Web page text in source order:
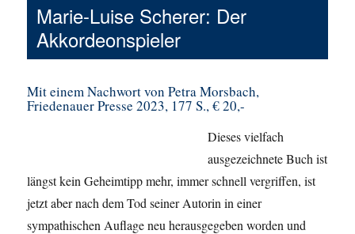
Marie-Luise Scherer: Der
Akkordeonspieler
Mit einem Nachwort von Petra Morsbach,
Friedenauer Presse 2023, 177 S., € 20,-
Dieses vielfach
ausgezeichnete Buch ist
längst kein Geheimtipp mehr, immer schnell vergriffen, ist
jetzt aber nach dem Tod seiner Autorin in einer
sympathischen Auflage neu herausgegeben worden und